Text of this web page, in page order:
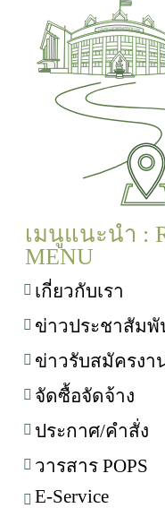
เมนูแนะนำ :
MENU
เกี่ยวกับเรา
ข่าวประชาสัมพั
ข่าวรับสมัครงา
จัดซื้อจัดจ้าง
ประกาศ/คำสั่ง
วารสาร POPS
E-Service